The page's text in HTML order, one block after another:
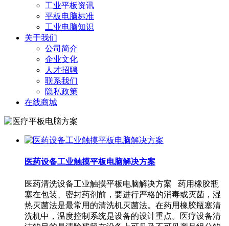
工业平板资讯
平板电脑标准
工业电脑知识
关于我们
公司简介
企业文化
人才招聘
联系我们
隐私政策
在线商城
医药设备工业触摸平板电脑解决方案
医药清洗设备工业触摸平板电脑解决方案 药用橡胶瓶
塞在包装、密封药剂前，要进行严格的消毒或灭菌，湿
热灭菌法是最常用的清洗机灭菌法。在药用橡胶瓶塞清
洗机中，温度控制系统是设备的设计重点。医疗设备清